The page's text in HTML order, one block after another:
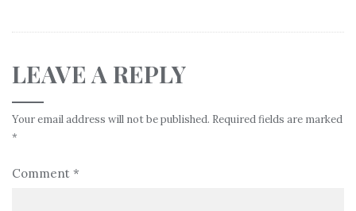
LEAVE A REPLY
Your email address will not be published. Required fields are marked
*
Comment *